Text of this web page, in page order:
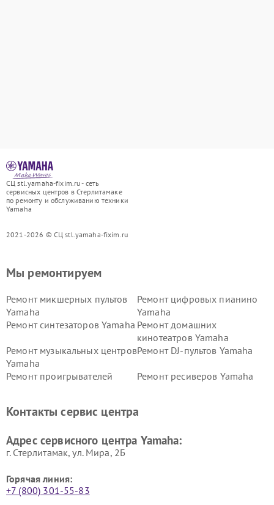
СЦ stl.yamaha-fixim.ru - сеть
сервисных центров в Стерлитамаке
по ремонту и обслуживанию техники
Yamaha
2021-2026 © СЦ stl.yamaha-fixim.ru
Мы ремонтируем
Ремонт микшерных пультов
Yamaha
Ремонт цифровых пианино
Yamaha
Ремонт синтезаторов Yamaha Ремонт домашних
кинотеатров Yamaha
Ремонт музыкальных центров
Yamaha
Ремонт DJ-пультов Yamaha
Ремонт проигрывателей
Ремонт ресиверов Yamaha
Yamaha
Yamaha
Контакты сервис центра
Адрес сервисного центра Yamaha:
г. Стерлитамак, ул. Мира, 2Б
Горячая линия:
+7 (800) 301-55-83